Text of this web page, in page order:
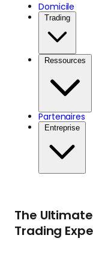
Domicile
Trading
Ressources
Partenaires
Entreprise
The Ultimate
Trading